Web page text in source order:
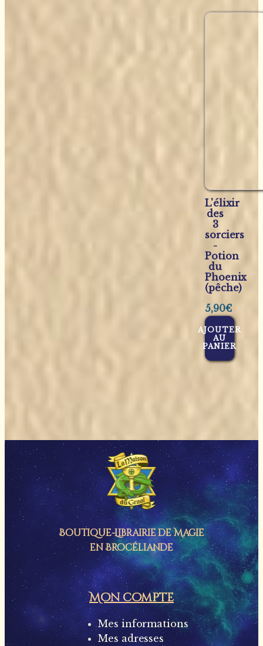
L'élixir
des
3
sorciers
-
Potion
du
Phoenix
(pêche)
5,90€
AJOUTER
AU
PANIER
Boutique-Librairie deMagie
en Brocéliande
Mon compte
Mes informations
Mes adresses